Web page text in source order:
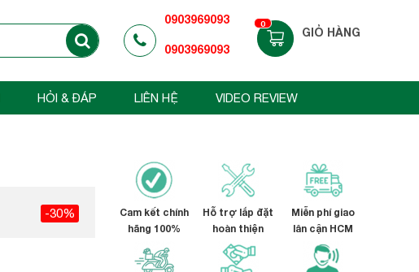
0903969093
0903969093
0
GIỎ HÀNG
HỎI & ĐÁP LIÊN HỆ VIDEO REVIEW
-30%
Cam kết chính
hãng 100%
Hỗ trợ lắp đặt
hoàn thiện
Miễn phí giao
lân cận HCM